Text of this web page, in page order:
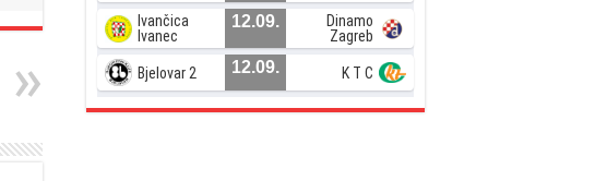
Ivančica
Ivanec
12.09.
Dinamo
Zagreb
Bjelovar 2 12.09. K T C